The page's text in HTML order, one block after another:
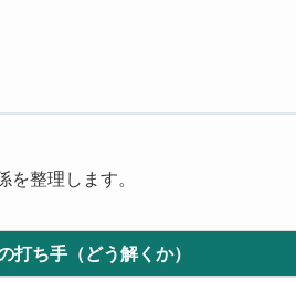
整理します。
打ち手（どう解くか）